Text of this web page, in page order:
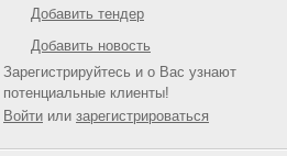
Добавить тендер
Добавить новость
Зарегистрируйтесь и о Вас узнают
потенциальные клиенты!
Войти или зарегистрироваться